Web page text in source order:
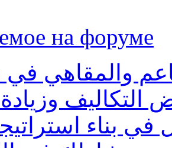
на форуме
والمقاهي
وزيادة
بناء